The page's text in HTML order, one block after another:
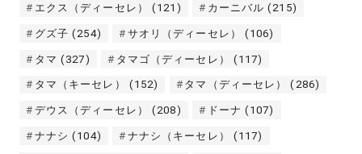
エクス（ディーセレ） (121) カーニバル (215)
グズ子 (254) サオリ（ディーセレ） (106)
タマ (327) タマゴ（ディーセレ） (117)
タマ（キーセレ） (152) タマ（ディーセレ） (286)
デウス（ディーセレ） (208) ドーナ (107)
ナナシ (104) ナナシ（キーセレ） (117)